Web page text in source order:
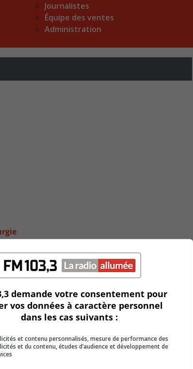
Journalistes
Équipe des ventes
Administration
demande votre consentement pour
vos données à caractère personnel
dans les cas suivants :
et contenu personnalisés, mesure de performance des
et du contenu, études d’audience et développement de